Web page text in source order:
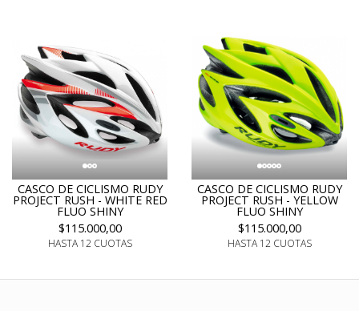
CASCO DE CICLISMO RUDY
PROJECT RUSH - WHITE RED
FLUO SHINY
$115.000,00
HASTA 12 CUOTAS
CASCO DE CICLISMO RUDY
PROJECT RUSH - YELLOW
FLUO SHINY
$115.000,00
HASTA 12 CUOTAS